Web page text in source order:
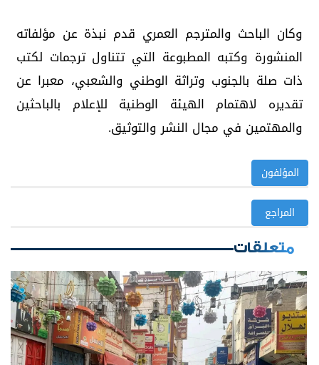
وكان الباحث والمترجم العمري قدم نبذة عن مؤلفاته
المنشورة وكتبه المطبوعة التي تتناول ترجمات لكتب
ذات صلة بالجنوب وتراثة الوطني والشعبي، معبرا عن
تقديره لاهتمام الهيئة الوطنية للإعلام بالباحثين
والمهتمين في مجال النشر والتوثيق.
المؤلفون
المراجع
متعلقات